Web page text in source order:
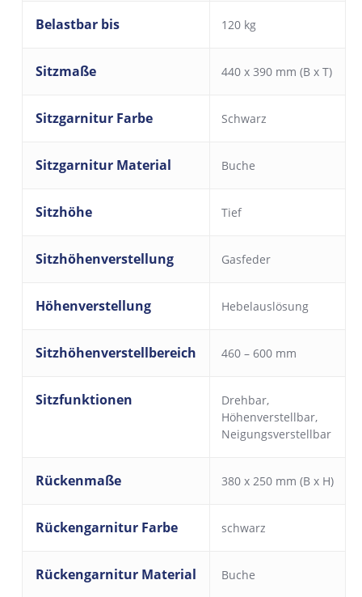
Belastbar bis 120 kg
Sitzmaße 440 x 390 mm (B x T)
Sitzgarnitur Farbe Schwarz
Sitzgarnitur Material Buche
Sitzhöhe Tief
Sitzhöhenverstellung Gasfeder
Höhenverstellung Hebelauslösung
Sitzhöhenverstellbereich 460 – 600 mm
Sitzfunktionen Drehbar,
Höhenverstellbar,
Neigungsverstellbar
Rückenmaße 380 x 250 mm (B x H)
Rückengarnitur Farbe schwarz
Rückengarnitur Material Buche